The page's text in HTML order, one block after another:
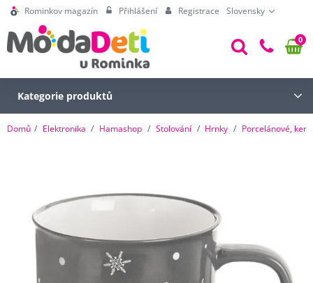
Rominkov magazín Přihlášení Registrace Slovensky
0
Kategorie produktů
Domů Elektronika Hamashop Stolování Hrnky Porcelánové,